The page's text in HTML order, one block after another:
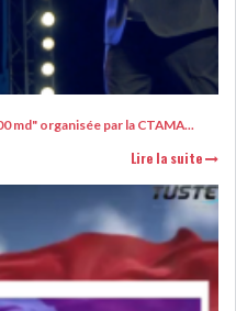
SON
AUPRÈS DES...
SER...
: YASSINE ABID
UNE C...
md" organisée par la CTAMA...
Lire la suite